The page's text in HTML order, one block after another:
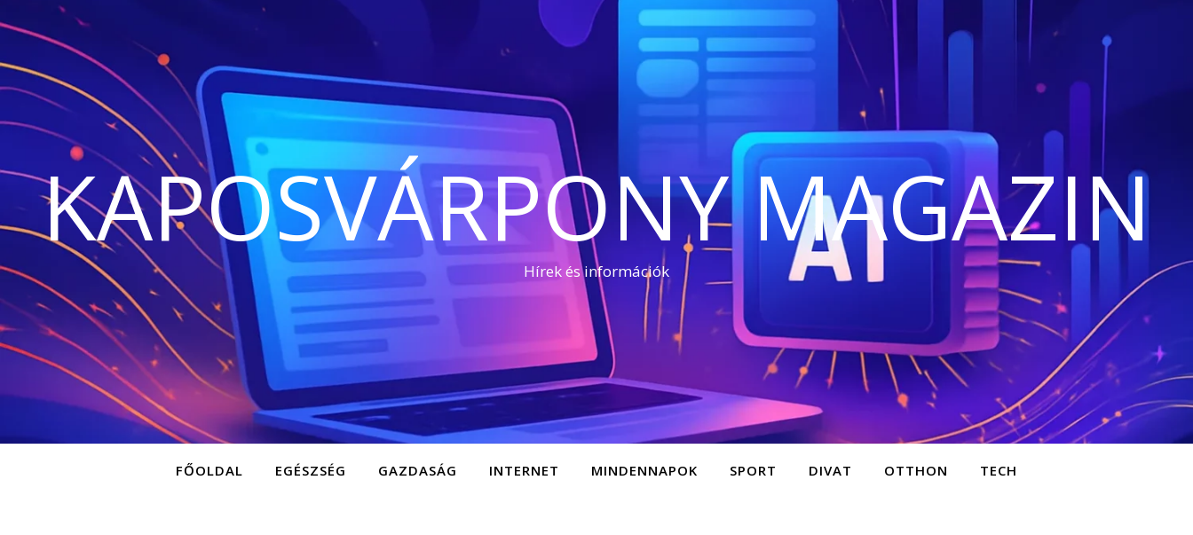
KAPOSVÁRPONY MAGAZIN
Hírek és információk
FŐOLDAL EGÉSZSÉG GAZDASÁG INTERNET MINDENNAPOK SPORT DIVAT OTTHON TECH